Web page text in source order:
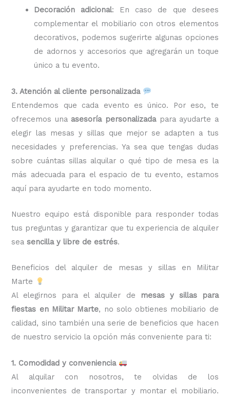
Decoración adicional: En caso de que desees
complementar el mobiliario con otros elementos
decorativos, podemos sugerirte algunas opciones
de adornos y accesorios que agregarán un toque
único a tu evento.
3. Atención al cliente personalizada
Entendemos que cada evento es único. Por eso, te
ofrecemos una asesoría personalizadapara ayudarte a
elegir las mesas y sillas que mejor se adapten a tus
necesidades y preferencias. Ya sea que tengas dudas
sobre cuántas sillas alquilar o qué tipo de mesa es la
más adecuada para el espacio de tu evento, estamos
aquí para ayudarte en todo momento.
Nuestro equipo está disponible para responder todas
tus preguntas y garantizar que tu experiencia de alquiler
seasencilla y libre de estrés.
Beneficios del alquiler de mesas y sillas en Militar
Marte
Al elegirnos para el alquiler de
mesas y sillas para
fiestas en Militar Marte, no solo obtienes mobiliario de
calidad, sino también una serie de beneficios que hacen
de nuestro servicio la opción más conveniente para ti:
1. Comodidad y conveniencia
Al alquilar con nosotros, te olvidas de los
inconvenientes de transportar y montar el mobiliario.